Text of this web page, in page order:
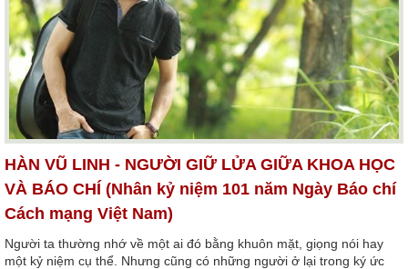
HÀN VŨ LINH - NGƯỜI GIỮ LỬA GIỮA KHOA HỌC
VÀ BÁO CHÍ (Nhân kỷ niệm 101 năm Ngày Báo chí
Cách mạng Việt Nam)
Người ta thường nhớ về một ai đó bằng khuôn mặt, giọng nói hay
một kỷ niệm cụ thể. Nhưng cũng có những người ở lại trong ký ức